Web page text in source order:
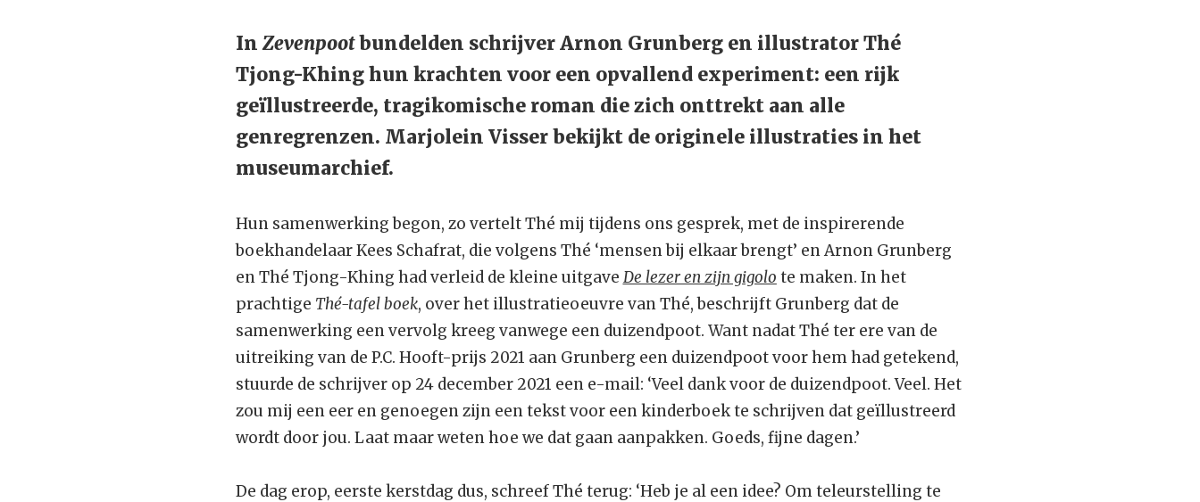
InZevenpootbundelden schrijver Arnon Grunberg en illustrator Thé
Tjong-Khing hun krachten voor een opvallend experiment: een rijk
geïllustreerde, tragikomische roman die zich onttrekt aan alle
genregrenzen. Marjolein Visser bekijkt de originele illustraties in het
museumarchief.
Hun samenwerking begon, zo vertelt Thé mij tijdens ons gesprek, met de inspirerende
boekhandelaar Kees Schafrat, die volgens Thé ‘mensen bij elkaar brengt’ en Arnon Grunberg
en Thé Tjong-Khing had verleid de kleine uitgave De lezer en zijn gigolo te maken. In het
prachtige Thé-tafel boek, over het illustratieoeuvre van Thé, beschrijft Grunberg dat de
samenwerking een vervolg kreeg vanwege een duizendpoot. Want nadat Thé ter ere van de
uitreiking van de P.C. Hooft-prijs 2021 aan Grunberg een duizendpoot voor hem had getekend,
stuurde de schrijver op 24 december 2021 een e-mail: ‘Veel dank voor de duizendpoot. Veel. Het
zou mij een eer en genoegen zijn een tekst voor een kinderboek te schrijven dat geïllustreerd
wordt door jou. Laat maar weten hoe we dat gaan aanpakken. Goeds, fijne dagen.’
De dag erop, eerste kerstdag dus, schreef Thé terug: ‘Heb je al een idee? Om teleurstelling te